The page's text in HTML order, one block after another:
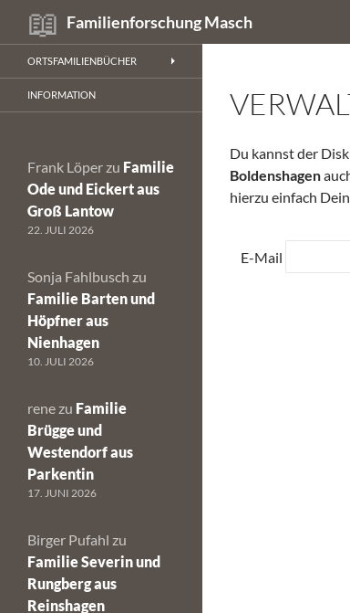
Inhalt
springen
Familienforschung Masch
Suchen
Du kannst der
Boldenshagen
hierzu einfach
E-Mail
ORTSFAMILIENBÜCHER
INFORMATION
Frank Löper zu Familie
Ode und Eickert aus
Groß Lantow
22. JULI 2026
Sonja Fahlbusch zu
Familie Barten und
Höpfner aus
Nienhagen
10. JULI 2026
rene zu Familie
Brügge und
Westendorf aus
Parkentin
17. JUNI 2026
Birger Pufahl zu
Familie Severin und
Rungberg aus
Reinshagen